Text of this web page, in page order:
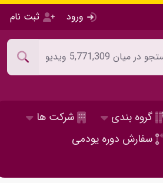
ورود ثبت نام
گروه بندی
شرکت ها
سفارش دوره یودمی